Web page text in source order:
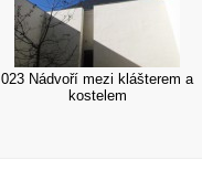
023 Nádvoří mezi klášterem a
kostelem